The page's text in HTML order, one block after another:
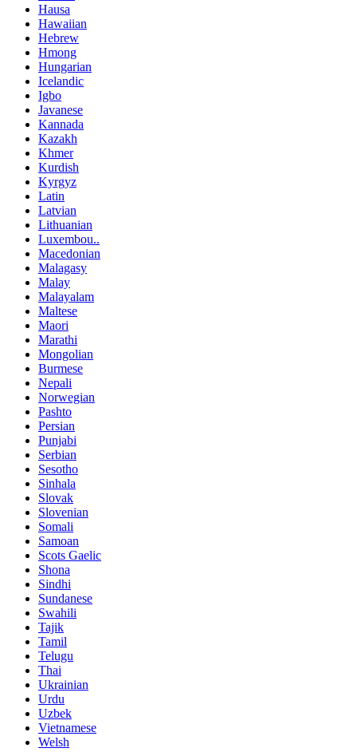
Hausa
Hawaiian
Hebrew
Hmong
Hungarian
Icelandic
Igbo
Javanese
Kannada
Kazakh
Khmer
Kurdish
Kyrgyz
Latin
Latvian
Lithuanian
Luxembou..
Macedonian
Malagasy
Malay
Malayalam
Maltese
Maori
Marathi
Mongolian
Burmese
Nepali
Norwegian
Pashto
Persian
Punjabi
Serbian
Sesotho
Sinhala
Slovak
Slovenian
Somali
Samoan
Scots Gaelic
Shona
Sindhi
Sundanese
Swahili
Tajik
Tamil
Telugu
Thai
Ukrainian
Urdu
Uzbek
Vietnamese
Welsh